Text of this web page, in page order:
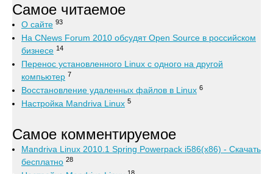
Самое читаемое
О сайте 93
На CNews Forum 2010 обсудят Open Source в российском
бизнесе 14
Перенос установленного Linux с одного на другой
компьютер 7
Восстановление удаленных файлов в Linux 6
Настройка Mandriva Linux 5
Самое комментируемое
Mandriva Linux 2010.1 Spring Powerpack i586(x86) - Скачать
бесплатно 28